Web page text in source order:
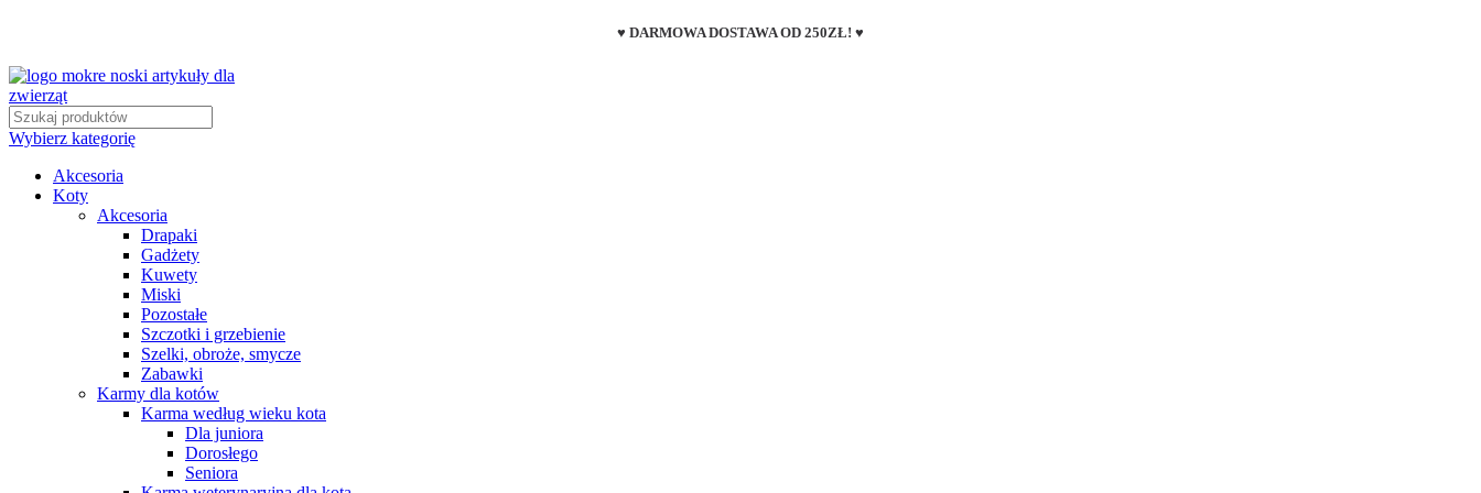
♥ DARMOWA DOSTAWA OD 250ZŁ! ♥
Wybierz kategorię
Akcesoria
Koty
Akcesoria
Drapaki
Gadżety
Kuwety
Miski
Pozostałe
Szczotki i grzebienie
Szelki, obroże, smycze
Zabawki
Karmy dla kotów
Karma według wieku kota
Dla juniora
Dorosłego
Seniora